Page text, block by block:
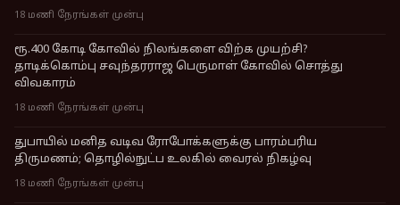
18 மணி நேரங்கள் முன்பு
ரூ.400 கோடி கோவில் நிலங்களை விற்க முயற்சி?
தாடிக்கொம்பு சவுந்தரராஜ பெருமாள் கோவில் சொத்து
விவகாரம்
18 மணி நேரங்கள் முன்பு
துபாயில் மனித வடிவ ரோபோக்களுக்கு பாரம்பரிய
திருமணம்; தொழில்நுட்ப உலகில் வைரல் நிகழ்வு
18 மணி நேரங்கள் முன்பு